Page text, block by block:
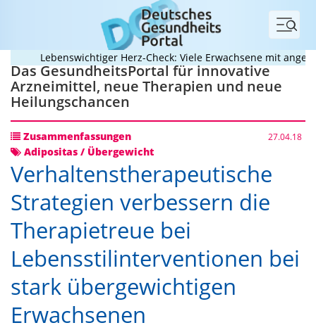
Menü
Lebenswichtiger Herz-Check: Viele Erwachsene mit
Das GesundheitsPortal für innovative
Arzneimittel, neue Therapien und neue
Heilungschancen
Zusammenfassungen 27.04.18
Adipositas / Übergewicht
Verhaltenstherapeutische
Strategien verbessern die
Therapietreue bei
Lebensstilinterventionen bei
stark übergewichtigen
Erwachsenen